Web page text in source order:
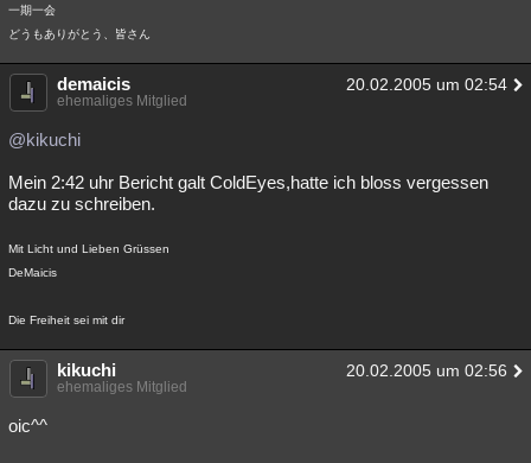
weitere Rubriken
Astronomie Helpdesk
Musik
Übersichten
Lesenswert
一期一会
どうもありがとう、皆さん
demaicis 20.02.2005 um 02:54
ehemaliges Mitglied
@kikuchi
Mein 2:42 uhr Bericht galt ColdEyes,hatte ich bloss vergessen
dazu zu schreiben.
Mit Licht und Lieben Grüssen
DeMaicis
Die Freiheit sei mit dir
kikuchi 20.02.2005 um 02:56
ehemaliges Mitglied
oic^^